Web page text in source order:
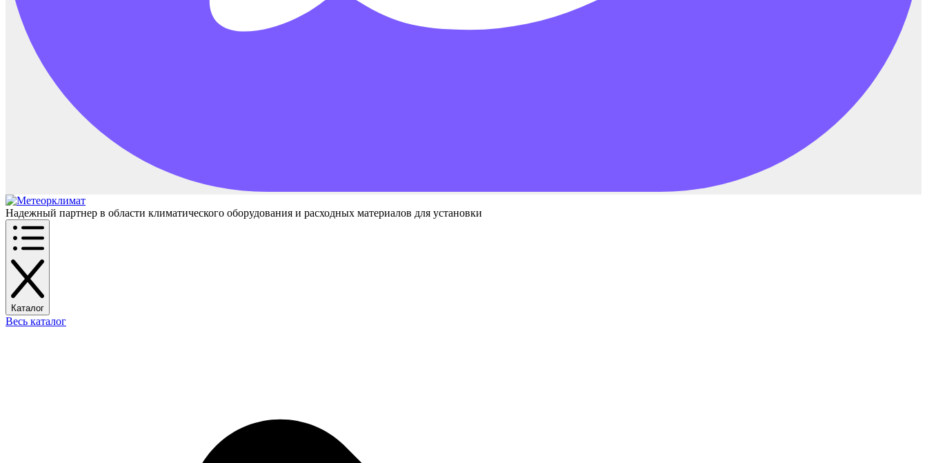
Надежный партнер в области климатического оборудования и расходных материалов для установки
Каталог
Весь каталог